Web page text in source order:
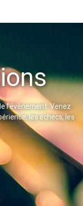
l'évènement. Venez
les échecs, les